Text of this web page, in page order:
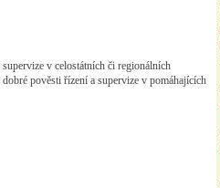
v celostátních či regionálních
pověsti řízení a supervize v pomáhajících